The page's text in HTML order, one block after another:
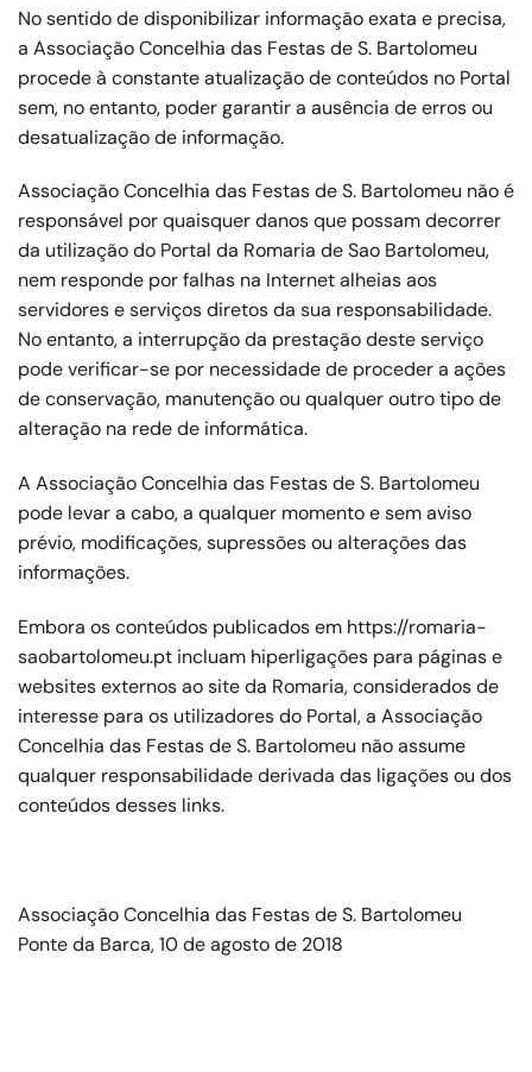
No sentido de disponibilizar informação exata e precisa,
a Associação Concelhia das Festas de S. Bartolomeu
procede à constante atualização de conteúdos no Portal
sem, no entanto, poder garantir a ausência de erros ou
desatualização de informação.
Associação Concelhia das Festas de S. Bartolomeu não é
responsável por quaisquer danos que possam decorrer
da utilização do Portal da Romaria de Sao Bartolomeu,
nem responde por falhas na Internet alheias aos
servidores e serviços diretos da sua responsabilidade.
No entanto, a interrupção da prestação deste serviço
pode verificar-se por necessidade de proceder a ações
de conservação, manutenção ou qualquer outro tipo de
alteração na rede de informática.
A Associação Concelhia das Festas de S. Bartolomeu
pode levar a cabo, a qualquer momento e sem aviso
prévio, modificações, supressões ou alterações das
informações.
Embora os conteúdos publicados em https://romaria-
saobartolomeu.pt incluam hiperligações para páginas e
websites externos ao site da Romaria, considerados de
interesse para os utilizadores do Portal, a Associação
Concelhia das Festas de S. Bartolomeu não assume
qualquer responsabilidade derivada das ligações ou dos
conteúdos desses links.
Associação Concelhia das Festas de S. Bartolomeu
Ponte da Barca, 10 de agosto de 2018